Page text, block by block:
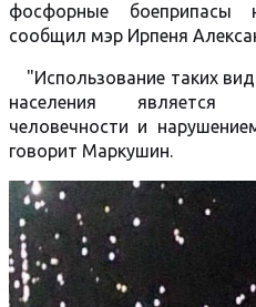
фосфорные
сообщил мэр Ирпеня
"Использование таких
населения является
человечности и
говорит Маркушин.